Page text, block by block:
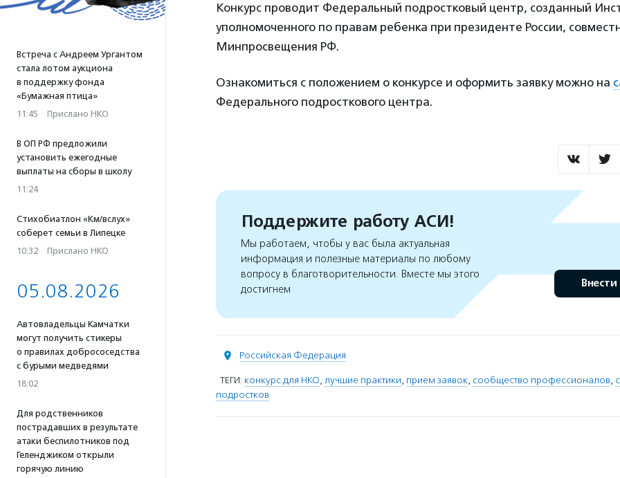
Встреча с Андреем Ургантом
стала лотом аукциона
в поддержку фонда
«Бумажная птица»
11:45 · Прислано НКО
В ОП РФ предложили
установить ежегодные
выплаты на сборы в школу
11:24
Стихобиатлон «Км/вслух»
соберет семьи в Липецке
10:32 · Прислано НКО
05.08.2026
Автовладельцы Камчатки
могут получить стикеры
о правилах добрососедства
с бурыми медведями
18:02
Для родственников
пострадавших в результате
атаки беспилотников под
Геленджиком открыли
горячую линию
Конкурс проводит Федеральный подростковый центр, созданный
уполномоченного по правам ребенка при президенте России,
Минпросвещения РФ.
Ознакомиться с положением о конкурсе и оформить заявку можно на
Федерального подросткового центра.
Поддержите работу АСИ!
Мы работаем, чтобы у вас была актуальная
информация и полезные материалы по любому
вопросу в благотворительности. Вместе мы этого
достигнем
Внести
Российская Федерация
ТЕГИ: конкурс для НКО, лучшие практики, прием заявок, сообщество профессионалов,
подростков